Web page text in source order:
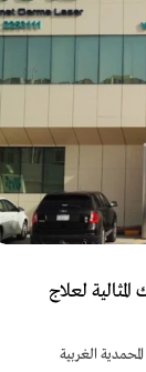
لعلاج
الغربية